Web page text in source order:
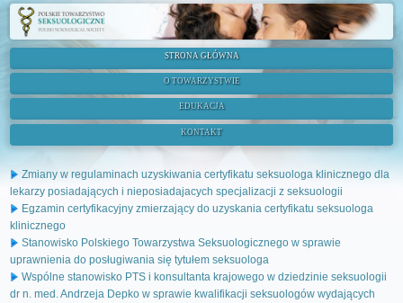
STRONA GŁÓWNA
O TOWARZYSTWIE
EDUKACJA
KONTAKT
Zmiany w regulaminach uzyskiwania certyfikatu seksuologa klinicznego dla
lekarzy posiadających i nieposiadajacych specjalizacji z seksuologii
Egzamin certyfikacyjny zmierzający do uzyskania certyfikatu seksuologa
klinicznego
Stanowisko Polskiego Towarzystwa Seksuologicznego w sprawie
uprawnienia do posługiwania się tytułem seksuologa
Wspólne stanowisko PTS i konsultanta krajowego w dziedzinie seksuologii
dr n. med. Andrzeja Depko w sprawie kwalifikacji seksuologów wydających